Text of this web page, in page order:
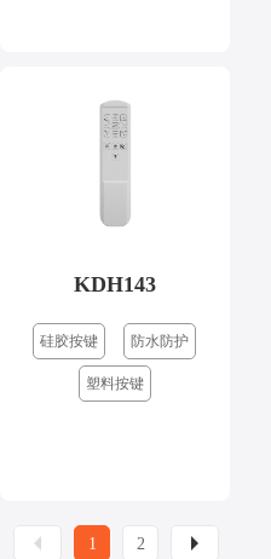
KDH143
硅胶按键 防水防护
塑料按键
1 2